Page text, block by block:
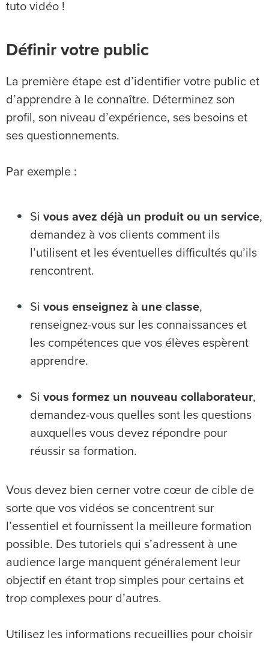
tuto vidéo !
Définir votre public
La première étape est d’identifier votre public et
d’apprendre à le connaître. Déterminez son
profil, son niveau d’expérience, ses besoins et
ses questionnements.
Par exemple :
Si vous avez déjà un produit ou un service,
demandez à vos clients comment ils
l’utilisent et les éventuelles difficultés qu’ils
rencontrent.
Si vous enseignez à une classe,
renseignez-vous sur les connaissances et
les compétences que vos élèves espèrent
apprendre.
Si vous formez un nouveau collaborateur,
demandez-vous quelles sont les questions
auxquelles vous devez répondre pour
réussir sa formation.
Vous devez bien cerner votre cœur de cible de
sorte que vos vidéos se concentrent sur
l’essentiel et fournissent la meilleure formation
possible. Des tutoriels qui s’adressent à une
audience large manquent généralement leur
objectif en étant trop simples pour certains et
trop complexes pour d’autres.
Utilisez les informations recueillies pour choisir